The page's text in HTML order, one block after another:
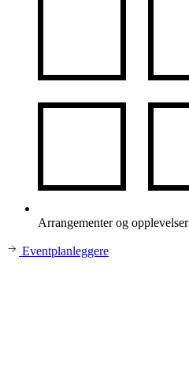
Arrangementer og opplevelser
Eventplanleggere